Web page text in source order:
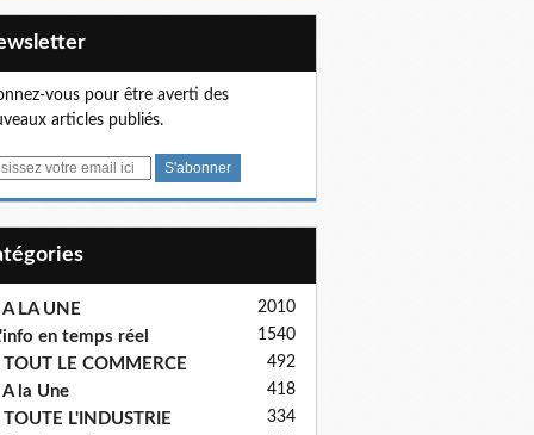
vous pour être averti des
articles publiés.
LA UNE 2010
en temps réel 1540
LE COMMERCE 492
la Une 418
L'INDUSTRIE 334